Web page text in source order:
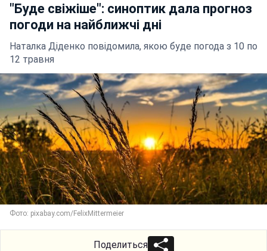
"Буде свіжіше": синоптик дала прогноз
погоди на найближчі дні
Наталка Діденко повідомила, якою буде погода з 10 по
12 травня
Фото: pixabay.com/FelixMittermeier
Поделиться